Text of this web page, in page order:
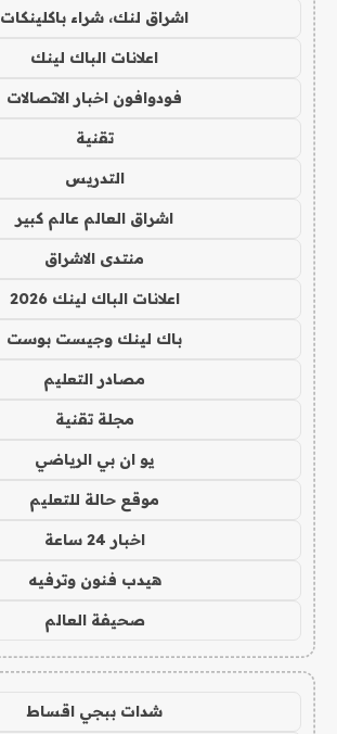
اشراق لنك، شراء باكلينكات
اعلانات الباك لينك
فودوافون اخبار الاتصالات
تقنية
التدريس
اشراق العالم عالم كبير
منتدى الاشراق
اعلانات الباك لينك 2026
باك لينك وجيست بوست
مصادر التعليم
مجلة تقنية
يو ان بي الرياضي
موقع حالة للتعليم
اخبار 24 ساعة
هيدب فنون وترفيه
صحيفة العالم
شدات ببجي اقساط